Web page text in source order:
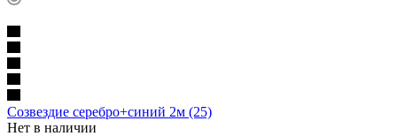
Созвездие серебро+синий 2м (25)
Нет в наличии